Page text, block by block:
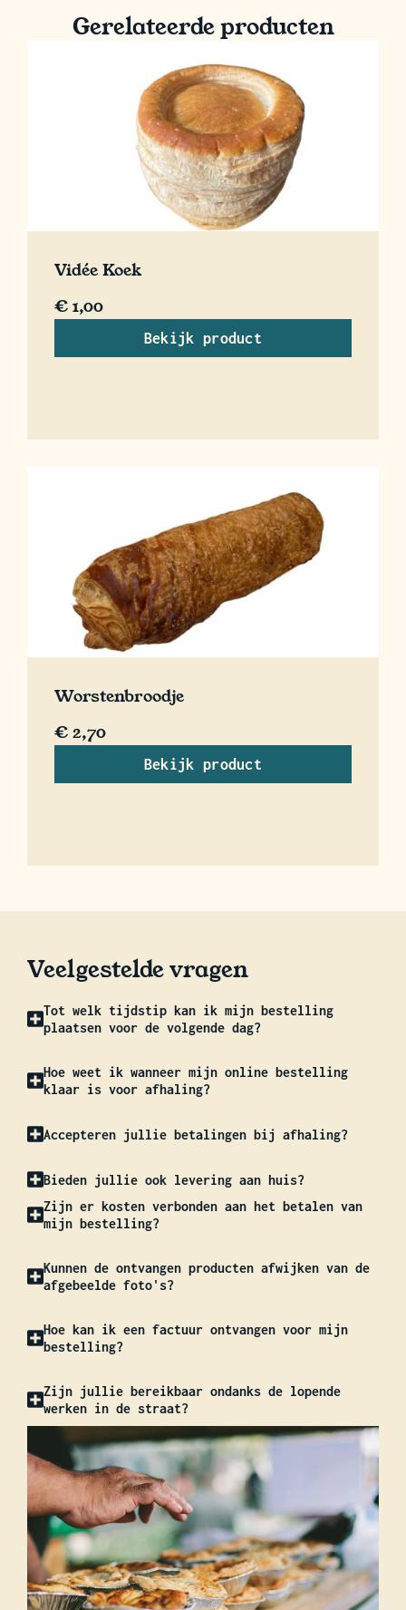
Gerelateerde producten
Vidée Koek
€1,00
Bekijk product
Worstenbroodje
€2,70
Bekijk product
Veelgestelde vragen
Tot welk tijdstip kan ik mijn bestelling
plaatsen voor de volgende dag?
Hoe weet ik wanneer mijn online bestelling
klaar is voor afhaling?
Accepteren jullie betalingen bij afhaling?
Bieden jullie ook levering aan huis?
Zijn er kosten verbonden aan het betalen van
mijn bestelling?
Kunnen de ontvangen producten afwijken van de
afgebeelde foto's?
Hoe kan ik een factuur ontvangen voor mijn
bestelling?
Zijn jullie bereikbaar ondanks de lopende
werken in de straat?